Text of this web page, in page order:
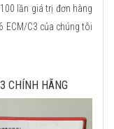
lần giá trị đơn hàng
ECM/C3 của chúng tôi
CHÍNH HÃNG